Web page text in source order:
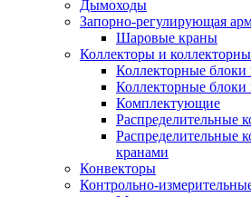
Дымоходы
Запорно-регулирующая
Шаровые краны
Коллекторы и
Коллекторные блоки
Коллекторные
Комплектующие
Распределительные
Распределительные
кранами
Конвекторы
Контрольно-